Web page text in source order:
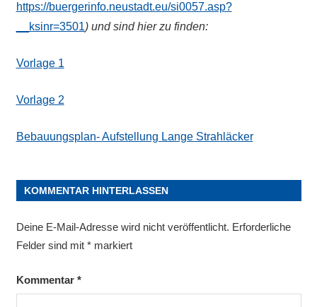
https://buergerinfo.neustadt.eu/si0057.asp?
__ksinr=3501) und sind hier zu finden:
Vorlage 1
Vorlage 2
Bebauungsplan- Aufstellung Lange Strahläcker
KOMMENTAR HINTERLASSEN
Deine E-Mail-Adresse wird nicht veröffentlicht. Erforderliche
Felder sind mit *markiert
Kommentar *